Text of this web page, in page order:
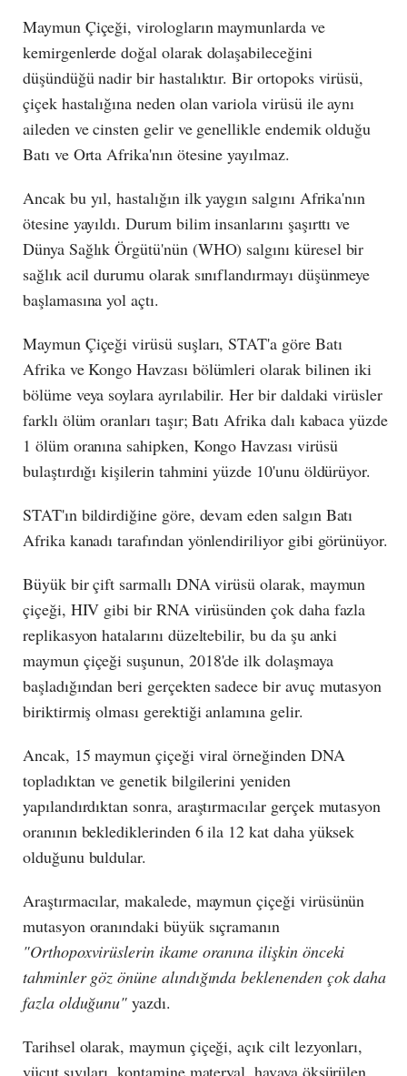
Maymun Çiçeği, virologların maymunlarda ve
kemirgenlerde doğal olarak dolaşabileceğini
düşündüğü nadir bir hastalıktır. Bir ortopoks virüsü,
çiçek hastalığına neden olan variola virüsü ile aynı
aileden ve cinsten gelir ve genellikle endemik olduğu
Batı ve Orta Afrika'nın ötesine yayılmaz.
Ancak bu yıl, hastalığın ilk yaygın salgını Afrika'nın
ötesine yayıldı. Durum bilim insanlarını şaşırttı ve
Dünya Sağlık Örgütü'nün (WHO) salgını küresel bir
sağlık acil durumu olarak sınıflandırmayı düşünmeye
başlamasına yol açtı.
Maymun Çiçeği virüsü suşları, STAT'a göre Batı
Afrika ve Kongo Havzası bölümleri olarak bilinen iki
bölüme veya soylara ayrılabilir. Her bir daldaki virüsler
farklı ölüm oranları taşır; Batı Afrika dalı kabaca yüzde
1 ölüm oranına sahipken, Kongo Havzası virüsü
bulaştırdığı kişilerin tahmini yüzde 10'unu öldürüyor.
STAT'ın bildirdiğine göre, devam eden salgın Batı
Afrika kanadı tarafından yönlendiriliyor gibi görünüyor.
Büyük bir çift sarmallı DNA virüsü olarak, maymun
çiçeği, HIV gibi bir RNA virüsünden çok daha fazla
replikasyon hatalarını düzeltebilir, bu da şu anki
maymun çiçeği suşunun, 2018'de ilk dolaşmaya
başladığından beri gerçekten sadece bir avuç mutasyon
biriktirmiş olması gerektiği anlamına gelir.
Ancak, 15 maymun çiçeği viral örneğinden DNA
topladıktan ve genetik bilgilerini yeniden
yapılandırdıktan sonra, araştırmacılar gerçek mutasyon
oranının beklediklerinden 6 ila 12 kat daha yüksek
olduğunu buldular.
Araştırmacılar, makalede, maymun çiçeği virüsünün
mutasyon oranındaki büyük sıçramanın
"Orthopoxvirüslerin ikame oranına ilişkin önceki
tahminler göz önüne alındığında beklenenden çok daha
fazla olduğunu" yazdı.
Tarihsel olarak, maymun çiçeği, açık cilt lezyonları,